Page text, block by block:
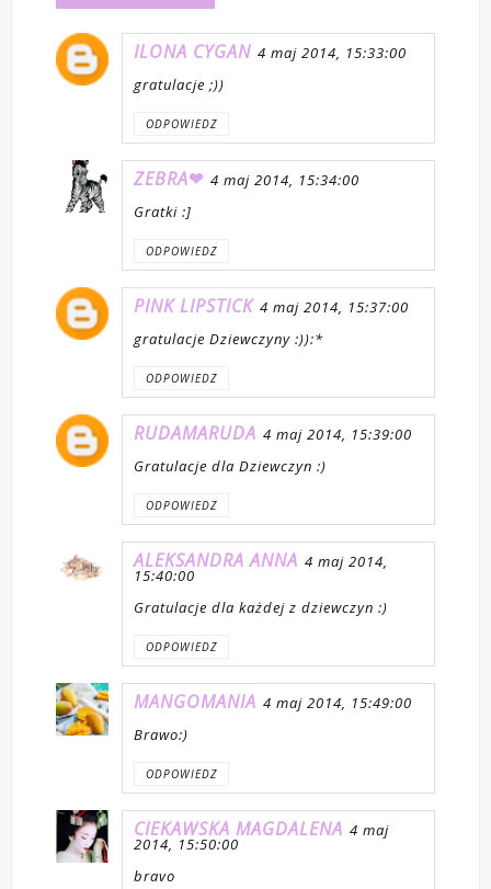
ILONA CYGAN 4 maj 2014, 15:33:00
gratulacje ;))
ODPOWIEDZ
ZEBRA❤ 4 maj 2014, 15:34:00
Gratki :]
ODPOWIEDZ
PINK LIPSTICK 4 maj 2014, 15:37:00
gratulacje Dziewczyny :)):*
ODPOWIEDZ
RUDAMARUDA 4 maj 2014, 15:39:00
Gratulacje dla Dziewczyn :)
ODPOWIEDZ
ALEKSANDRA ANNA 4 maj 2014,
15:40:00
Gratulacje dla każdej z dziewczyn :)
ODPOWIEDZ
MANGOMANIA 4 maj 2014, 15:49:00
Brawo:)
ODPOWIEDZ
CIEKAWSKA MAGDALENA 4 maj
2014, 15:50:00
bravo